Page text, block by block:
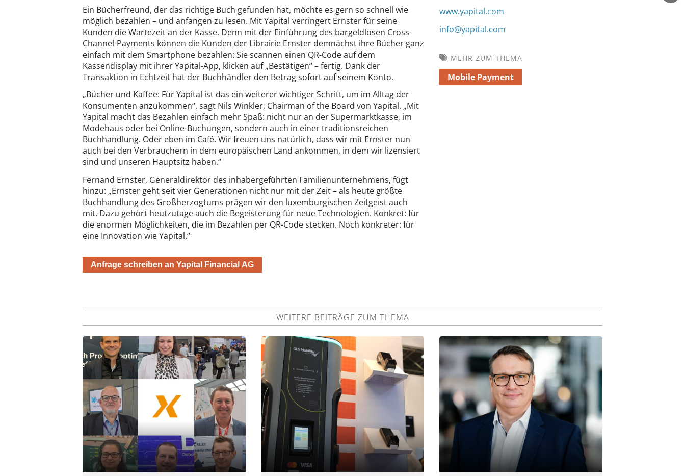
Ein Bücherfreund, der das richtige Buch gefunden hat, möchte es gern so schnell wie
möglich bezahlen – und anfangen zu lesen. Mit Yapital verringert Ernster für seine
Kunden die Wartezeit an der Kasse. Denn mit der Einführung des bargeldlosen Cross-
Channel-Payments können die Kunden der Librairie Ernster demnächst ihre Bücher ganz
einfach mit dem Smartphone bezahlen: Sie scannen einen QR-Code auf dem
Kassendisplay mit ihrer Yapital-App, klicken auf „Bestätigen“ – fertig. Dank der
Transaktion in Echtzeit hat der Buchhändler den Betrag sofort auf seinem Konto.
„Bücher und Kaffee: Für Yapital ist das ein weiterer wichtiger Schritt, um im Alltag der
Konsumenten anzukommen“, sagt Nils Winkler, Chairman of the Board von Yapital. „Mit
Yapital macht das Bezahlen einfach mehr Spaß: nicht nur an der Supermarktkasse, im
Modehaus oder bei Online-Buchungen, sondern auch in einer traditionsreichen
Buchhandlung. Oder eben im Café. Wir freuen uns natürlich, dass wir mit Ernster nun
auch bei den Verbrauchern in dem europäischen Land ankommen, in dem wir lizensiert
sind und unseren Hauptsitz haben.“
Fernand Ernster, Generaldirektor des inhabergeführten Familienunternehmens, fügt
hinzu: „Ernster geht seit vier Generationen nicht nur mit der Zeit – als heute größte
Buchhandlung des Großherzogtums prägen wir den luxemburgischen Zeitgeist auch
mit. Dazu gehört heutzutage auch die Begeisterung für neue Technologien. Konkret: für
die enormen Möglichkeiten, die im Bezahlen per QR-Code stecken. Noch konkreter: für
eine Innovation wie Yapital.“
Anfrage schreiben an Yapital Financial AG
www.yapital.com
info@yapital.com
MEHR ZUM THEMA
Mobile Payment
WEITERE BEITRÄGE ZUM THEMA